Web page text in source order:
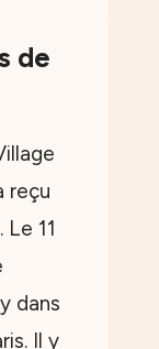
de
reçu
11
dans
Il y